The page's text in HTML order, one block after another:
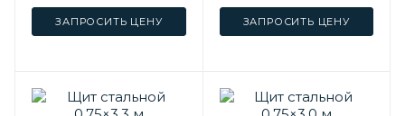
ЗАПРОСИТЬ ЦЕНУ ЗАПРОСИТЬ ЦЕНУ